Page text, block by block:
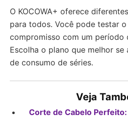
O KOCOWA+ oferece
para todos. Você pode testar
compromisso com um período
Escolha o plano que melhor
de consumo de séries.
Veja
Corte de Cabelo